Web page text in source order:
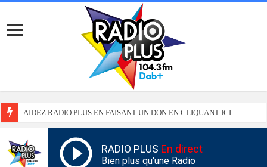
AIDEZ RADIO PLUS EN FAISANT UN DON EN CLIQUANT ICI
RADIO PLUS En direct
Bien plus qu'une Radio